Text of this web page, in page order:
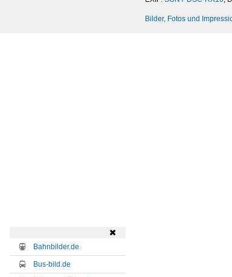
Bilder, Fotos und

Bahnbilder.de
Bus-bild.de